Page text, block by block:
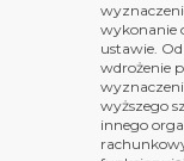
wykonanie
ustawie.
wdrożenie
wyższego
innego